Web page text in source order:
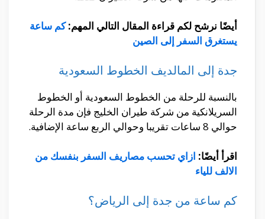
أيضًا نرشح لكم قراءة المقال التالي المهم: كم ساعة
يستغرق السفر إلى الصين
جدة إلى المالديف الخطوط السعودية
بالنسبة للرحلة من الخطوط السعودية أو الخطوط
السريلانكية من شركة طيران الخليج فإن مدة الرحلة
حوالي 8 ساعات تقريبا وحوالي الربع ساعة الإضافية.
اقرأ أيضًا: ازاي تحسب مصاريف السفر بنفسك من
الالف للياء
كم ساعة من جدة إلى الرياض؟